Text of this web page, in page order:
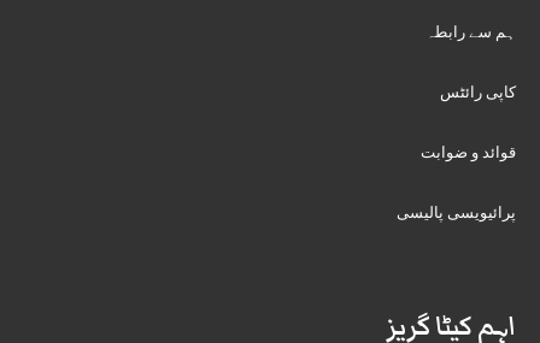
ہم سے رابطہ
کاپی رائٹس
قوائد و ضوابت
پرائیویسی پالیسی
اہم کیٹا گریز